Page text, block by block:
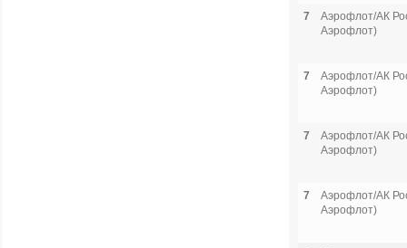
7
Аэрофлот/АК
Аэрофлот)
7
Аэрофлот/АК
Аэрофлот)
7
Аэрофлот/АК
Аэрофлот)
7
Аэрофлот/АК
Аэрофлот)